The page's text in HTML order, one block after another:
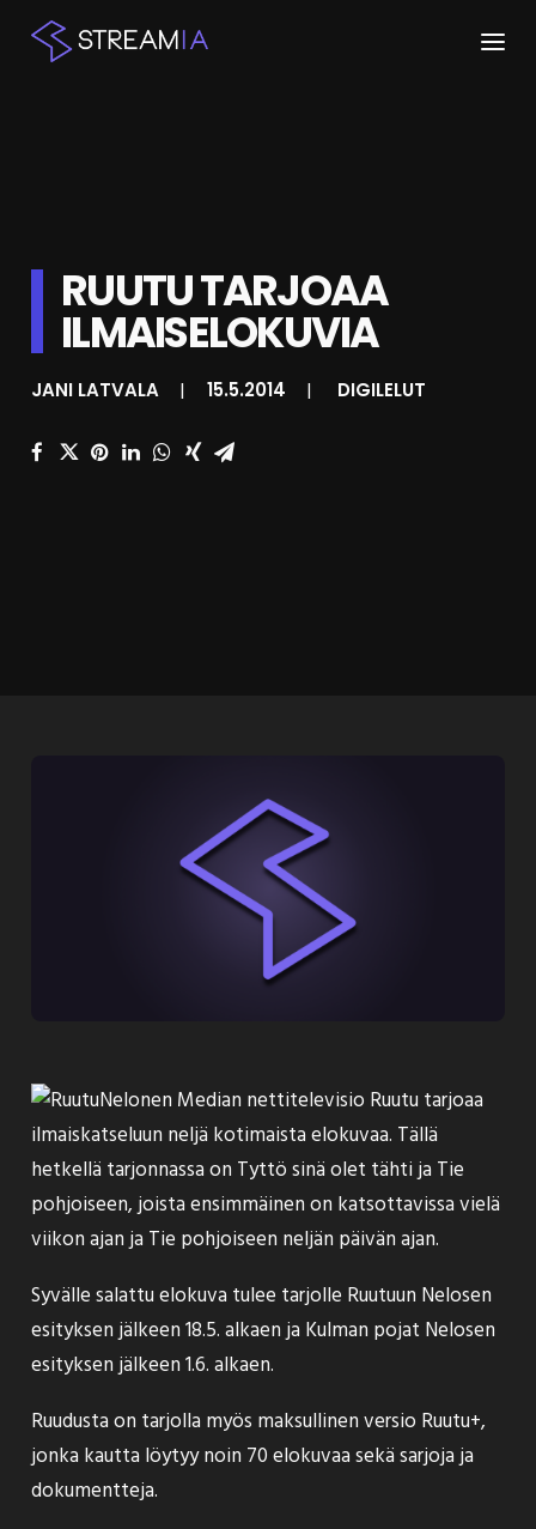
KESKUSTELU
SHOP
HAKU
RUUTU TARJOAA
ILMAISELOKUVIA
JANI LATVALA | 15.5.2014 | DIGILELUT
Nelonen Median nettitelevisio Ruutu tarjoaa
ilmaiskatseluun neljä kotimaista elokuvaa. Tällä
hetkellä tarjonnassa on Tyttö sinä olet tähti ja Tie
pohjoiseen, joista ensimmäinen on katsottavissa vielä
viikon ajan ja Tie pohjoiseen neljän päivän ajan.
Syvälle salattu elokuva tulee tarjolle Ruutuun Nelosen
esityksen jälkeen 18.5. alkaen ja Kulman pojat Nelosen
esityksen jälkeen 1.6. alkaen.
Ruudusta on tarjolla myös maksullinen versio Ruutu+,
jonka kautta löytyy noin 70 elokuvaa sekä sarjoja ja
dokumentteja.